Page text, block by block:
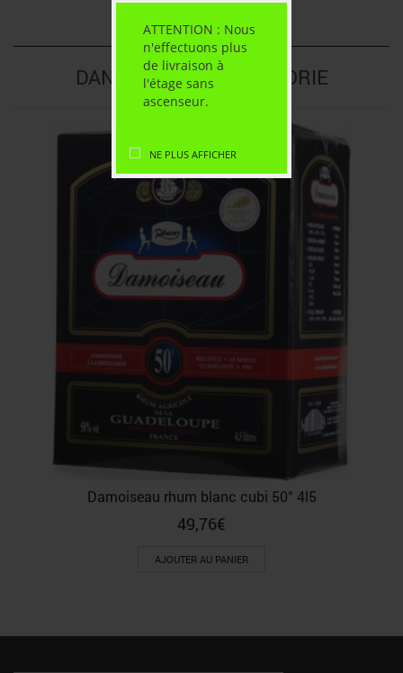
ATTENTION : Nous
n'effectuons plus
de livraison à
l'étage sans
ascenseur.
NE PLUS AFFICHER
DANS LA MÊME CATÉGORIE
Damoiseau rhum blanc cubi 50° 4l5
49,76€
AJOUTER AU PANIER